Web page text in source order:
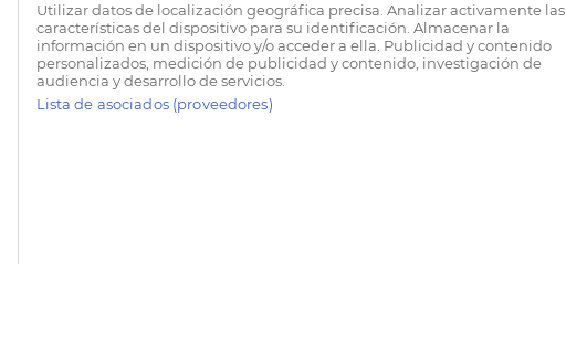
Utilizar datos de localización geográfica precisa. Analizar activamente las
características del dispositivo para su identificación. Almacenar la
información en un dispositivo y/o acceder a ella. Publicidad y contenido
personalizados, medición de publicidad y contenido, investigación de
audiencia y desarrollo de servicios.
Lista de asociados (proveedores)